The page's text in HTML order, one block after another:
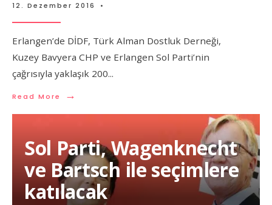
12. Dezember 2016 •
Erlangen’de DİDF, Türk Alman Dostluk Derneği,
Kuzey Bavyera CHP ve Erlangen Sol Parti’nin
çağrısıyla yaklaşık 200...
Read More →
Sol Parti, Wagenknecht
ve Bartsch ile seçimlere
katılacak